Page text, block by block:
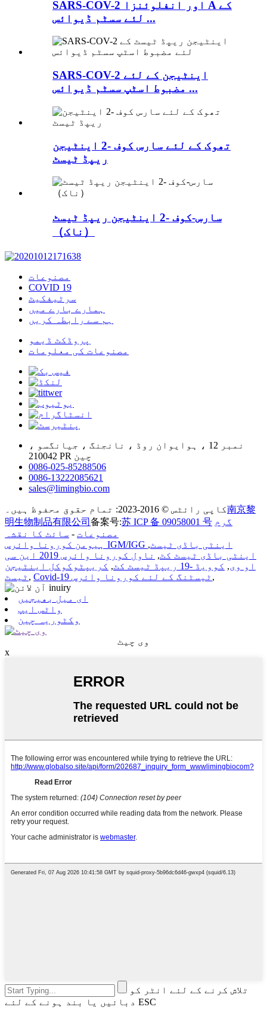
SARS-COV-2 اور انفلوئنزا A کے
لئے سسٹم ڈیوائس ...
SARS-COV-2 اینٹیجن کے لئے
مضبوط اسٹپ سسٹم ڈیوائس ...
تھوک کے لئے سارس کوف -2 اینٹیجن
ریپڈ ٹیسٹ
سارس-کوف -2 اینٹیجن ریپڈ ٹیسٹ
（ناک）
مصنوعات
COVID 19
سرٹیفکیٹ
ہمارے بارے میں
ہم سے رابطہ کریں
پروڈکٹ ڈیمو
مصنوعات کی معلومات
نمبر 12 ، ہوایوان روڈ ، نانجنگ ، جیانگسو ،
210042 PR چین
0086-025-85288506
0086-13222085621
sales@limingbio.com
کاپی رائٹس © 2016-2023: تمام حقوق محفوظ ہیں۔南京黎
明生物制品有限公司 备案号:苏 ICP 备 09058001 号 گرم
مصنوعات - سائٹ کا نقشہ
ہیومن کورونا وائرس IGM/IGG اینٹی باڈی ٹیسٹ,
اینٹی باڈی ٹیسٹ کٹ,
ناول کورونا وائرس 2019 این سی
او وی, کوویڈ -19 ریپڈ ٹیسٹ کٹ , کریپٹوکوکل اینٹیجن
ٹیسٹ , Covid-19 ٹیسٹنگ کے لئے کورونا وائرس ,
ای میل بھیجیں
واٹس ایپ
وکٹوریہ چین
وی چیٹ
x
تلاش کرنے کے لئے انٹر کو
دبائیں یا بند ہونے کے لئے ESC